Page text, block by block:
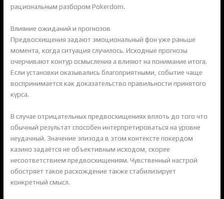
рациональным разбором Pokerdom.
Влияние ожиданий и прогнозов
Предвосхищения задают эмоциональный фон уже раньше
момента, когда ситуация случилось. Исходные прогнозы
очерчивают контур осмысления а влияют на понимание итога.
Если установки оказывались благоприятными, событие чаще
воспринимается как доказательство правильности принятого
курса.
В случае отрицательных предвосхищениях вплоть до того что
обычный результат способен интерпретироваться на уровне
неудачный. Значение эпизода в этом контексте покердом
казино задаётся не объективным исходом, скорее
несоответствием предвосхищениям. Чувственный настрой
обостряет такое расхождение также стабилизирует
конкретный смысл.